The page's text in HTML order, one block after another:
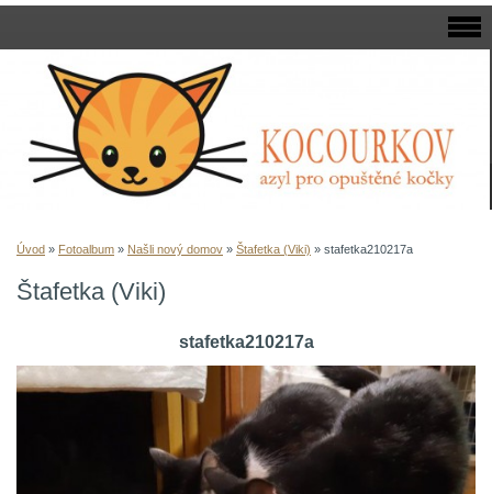
Úvod » Fotoalbum » Našli nový domov » Štafetka (Viki) » stafetka210217a
Štafetka (Viki)
stafetka210217a